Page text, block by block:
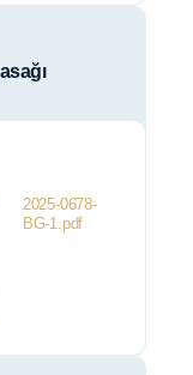
2025-0678-
BG-1.pdf